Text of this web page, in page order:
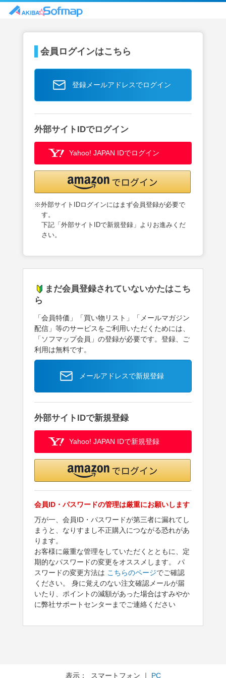
会員ログインはこちら
登録メールアドレスでログイン
外部サイトIDでログイン
Yahoo! JAPAN IDでログイン
※外部サイトIDログインにはまず会員登録が必要で
す。
下記「外部サイトIDで新規登録」よりお進みくだ
さい。
まだ会員登録されていないかたはこち
ら
「会員特価」「買い物リスト」「メールマガジン
配信」等のサービスをご利用いただくためには、
「ソフマップ会員」の登録が必要です。登録、ご
利用は無料です。
メールアドレスで新規登録
外部サイトIDで新規登録
Yahoo! JAPAN IDで新規登録
会員ID・パスワードの管理は厳重にお願いします
万が一、会員ID・パスワードが第三者に漏れてし
まうと、なりすまし不正購入につながる恐れがあ
ります。
お客様に厳重な管理をしていただくとともに、定
期的なパスワードの変更をオススメします。 パ
スワードの変更方法は こちらのページでご確認
ください。 身に覚えのない注文確認メールが届
いたり、ポイントの減額があった場合はすみやか
に弊社サポートセンターまでご連絡ください
表示： スマートフォン ｜ PC